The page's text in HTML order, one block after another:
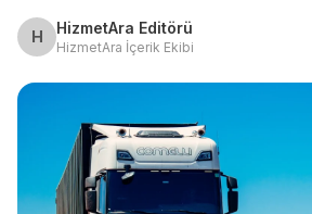
H HizmetAra Editörü
HizmetAra İçerik Ekibi